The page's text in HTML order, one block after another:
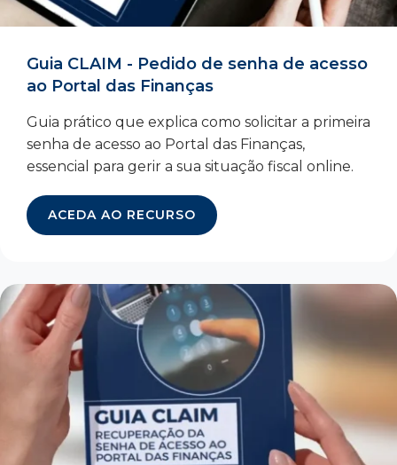
Guia CLAIM - Pedido de senha de acesso
ao Portal das Finanças
Guia prático que explica como solicitar a primeira
senha de acesso ao Portal das Finanças,
essencial para gerir a sua situação fiscal online.
ACEDA AO RECURSO